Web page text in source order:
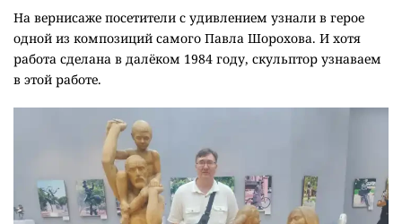
На вернисаже посетители с удивлением узнали в герое
одной из композиций самого Павла Шорохова. И хотя
работа сделана в далёком 1984 году, скульптор узнаваем
в этой работе.